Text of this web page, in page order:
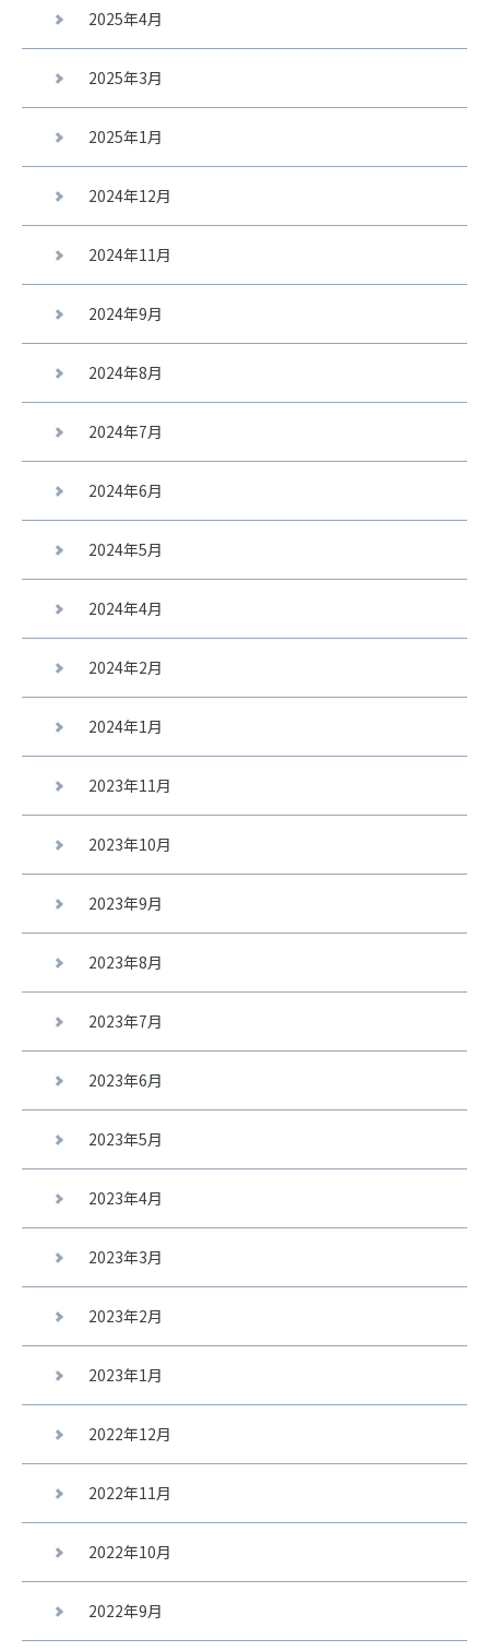
2025年4月
2025年3月
2025年1月
2024年12月
2024年11月
2024年9月
2024年8月
2024年7月
2024年6月
2024年5月
2024年4月
2024年2月
2024年1月
2023年11月
2023年10月
2023年9月
2023年8月
2023年7月
2023年6月
2023年5月
2023年4月
2023年3月
2023年2月
2023年1月
2022年12月
2022年11月
2022年10月
2022年9月